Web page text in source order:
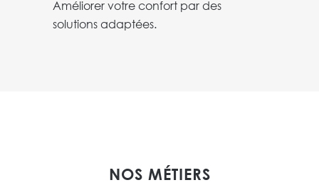
Améliorer votre confort par des
solutions adaptées.
NOS MÉTIERS